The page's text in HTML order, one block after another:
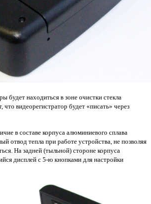
будет находиться в зоне очистки стекла
что видеорегистратор будет «писать» через
в составе корпуса алюминиевого сплава
отвод тепла при работе устройства, не позволяя
На задней (тыльной) стороне корпуса
дисплей с 5-ю кнопками для настройки